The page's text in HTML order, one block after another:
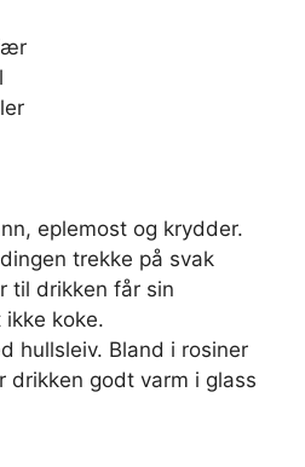
eplemost og krydder.
trekke på svak
til drikken får sin
koke.
hullsleiv. Bland i rosiner
drikken godt varm i glass